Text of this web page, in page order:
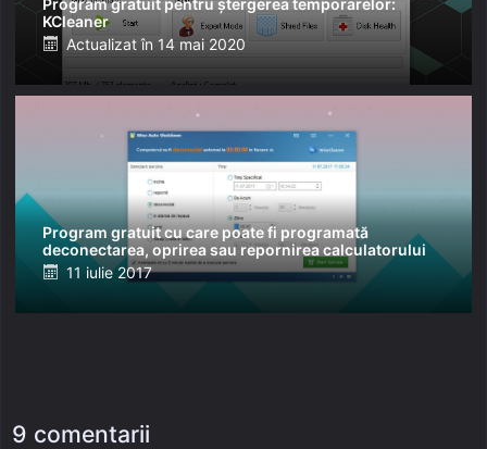
Program gratuit pentru ștergerea temporarelor:
KCleaner
Posted
Actualizat în 14 mai 2020
Program gratuit cu care poate fi programată
deconectarea, oprirea sau repornirea calculatorului
Posted
11 iulie 2017
9 comentarii